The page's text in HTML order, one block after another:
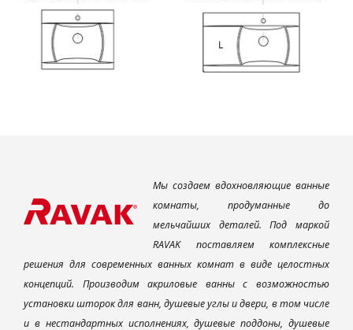
Мы создаем вдохновляющие ванные
комнаты, продуманные до
мельчайших деталей. Под маркой
RAVAK поставляем комплексные
решения для современных ванных комнат в виде целостных
концепций. Производим акриловые ванны с возможностью
установки шторок для ванн, душевые углы и двери, в том числе
и в нестандартных исполнениях, душевые поддоны, душевые